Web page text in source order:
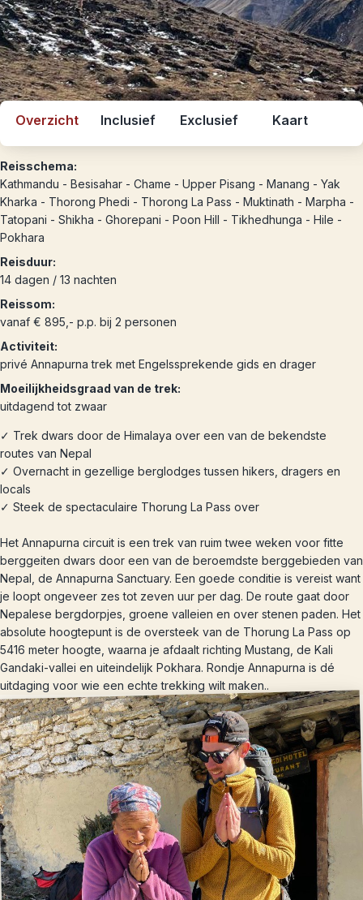
Overzicht Inclusief Exclusief Kaart
Reisschema:
Kathmandu - Besisahar - Chame - Upper Pisang - Manang - Yak
Kharka - Thorong Phedi - Thorong La Pass - Muktinath - Marpha -
Tatopani - Shikha - Ghorepani - Poon Hill - Tikhedhunga - Hile -
Pokhara
Reisduur:
14 dagen / 13 nachten
Reissom:
vanaf € 895,- p.p. bij 2 personen
Activiteit:
privé Annapurna trek met Engelssprekende gids en drager
Moeilijkheidsgraad van de trek:
uitdagend tot zwaar
✓ Trek dwars door de Himalaya over een van de bekendste
routes van Nepal
✓ Overnacht in gezellige berglodges tussen hikers, dragers en
locals
✓ Steek de spectaculaire Thorung La Pass over
Het Annapurna circuit is een trek van ruim twee weken voor fitte
berggeiten dwars door een van de beroemdste berggebieden van
Nepal, de Annapurna Sanctuary. Een goede conditie is vereist want
je loopt ongeveer zes tot zeven uur per dag. De route gaat door
Nepalese bergdorpjes, groene valleien en over stenen paden. Het
absolute hoogtepunt is de oversteek van de Thorung La Pass op
5416 meter hoogte, waarna je afdaalt richting Mustang, de Kali
Gandaki-vallei en uiteindelijk Pokhara. Rondje Annapurna is dé
uitdaging voor wie een echte trekking wilt maken..